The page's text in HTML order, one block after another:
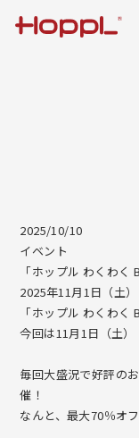
CONCEPT
PRODUCTS
Choice【ハイチェア】
ショールーム HOPPL
STORES
2025/10/10
イベント
「ホップル わくわく
2025年11月1日（土）
「ホップル わくわく
今回は11月1日（土）
毎回大盛況で好評の
催！
なんと、最大70％オ